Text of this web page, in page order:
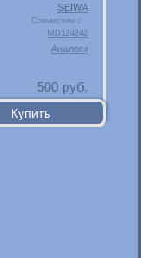
SEIWA
Совместим с
MD124242
Аналоги
500руб.